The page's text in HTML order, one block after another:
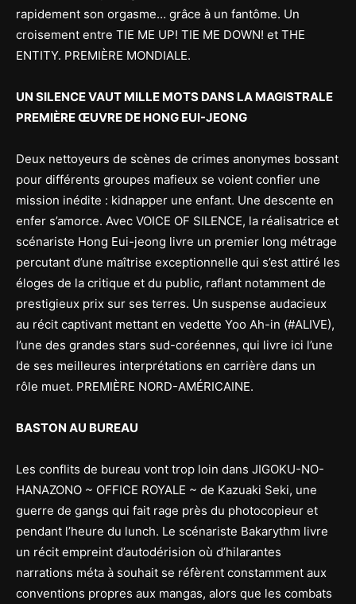
rapidement son orgasme… grâce à un fantôme. Un
croisement entre TIE ME UP! TIE ME DOWN! et THE
ENTITY. PREMIÈRE MONDIALE.
UN SILENCE VAUT MILLE MOTS DANS LA MAGISTRALE
PREMIÈRE ŒUVRE DE HONG EUI-JEONG
Deux nettoyeurs de scènes de crimes anonymes bossant
pour différents groupes mafieux se voient confier une
mission inédite : kidnapper une enfant. Une descente en
enfer s’amorce. Avec VOICE OF SILENCE, la réalisatrice et
scénariste Hong Eui-jeong livre un premier long métrage
percutant d’une maîtrise exceptionnelle qui s’est attiré les
éloges de la critique et du public, raflant notamment de
prestigieux prix sur ses terres. Un suspense audacieux
au récit captivant mettant en vedette Yoo Ah-in (#ALIVE),
l’une des grandes stars sud-coréennes, qui livre ici l’une
de ses meilleures interprétations en carrière dans un
rôle muet. PREMIÈRE NORD-AMÉRICAINE.
BASTON AU BUREAU
Les conflits de bureau vont trop loin dans JIGOKU-NO-
HANAZONO ~ OFFICE ROYALE ~ de Kazuaki Seki, une
guerre de gangs qui fait rage près du photocopieur et
pendant l’heure du lunch. Le scénariste Bakarythm livre
un récit empreint d’autodérision où d’hilarantes
narrations méta à souhait se réfèrent constamment aux
conventions propres aux mangas, alors que les combats